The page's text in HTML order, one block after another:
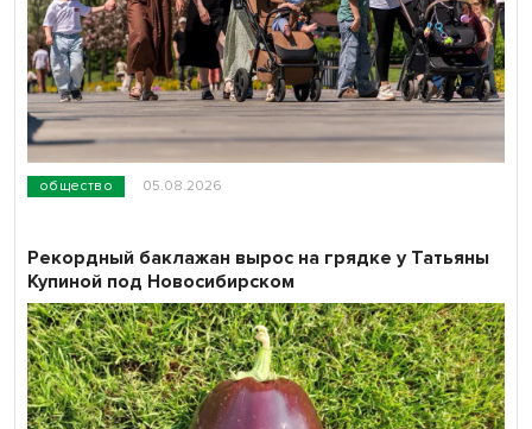
общество 05.08.2026
Рекордный баклажан вырос на грядке у Татьяны
Купиной под Новосибирском